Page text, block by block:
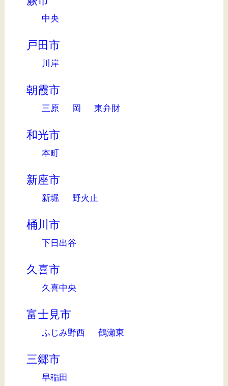
中央
戸田市
川岸
朝霞市
三原 岡 東弁財
和光市
本町
新座市
新堀 野火止
桶川市
下日出谷
久喜市
久喜中央
富士見市
ふじみ野西 鶴瀬東
三郷市
早稲田